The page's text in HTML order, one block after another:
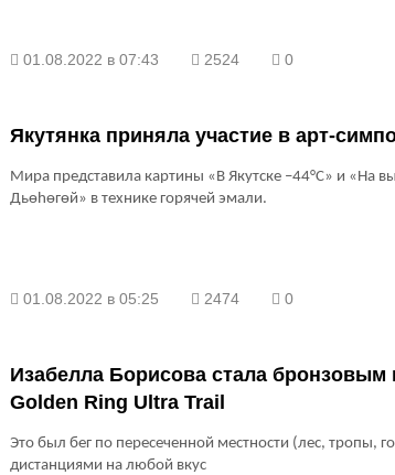
01.08.2022 в 07:43 2524 0
Якутянка приняла участие в арт-
Мира представила картины «В Якутске –44°С» и «На
Дьөhөгөй» в технике горячей эмали.
01.08.2022 в 05:25 2474 0
Изабелла Борисова стала бронзовым
Golden Ring Ultra Trail
Это был бег по пересеченной местности (лес, тропы,
дистанциями на любой вкус